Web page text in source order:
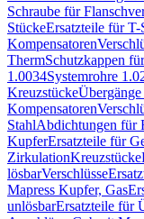
Schraube für
StückeErsatzteile für T-
Kompensatoren
ThermSchutzkappen
1.0034Systemrohre
Kreuzstücke
Kompensatoren
StahlAbdichtungen für
KupferErsatzteile für
ZirkulationKreuzstücke
lösbarVerschlüsse
Mapress Kupfer, Gas
unlösbarErsatzteile für